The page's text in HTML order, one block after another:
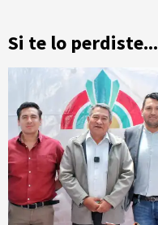
Si te lo perdiste...